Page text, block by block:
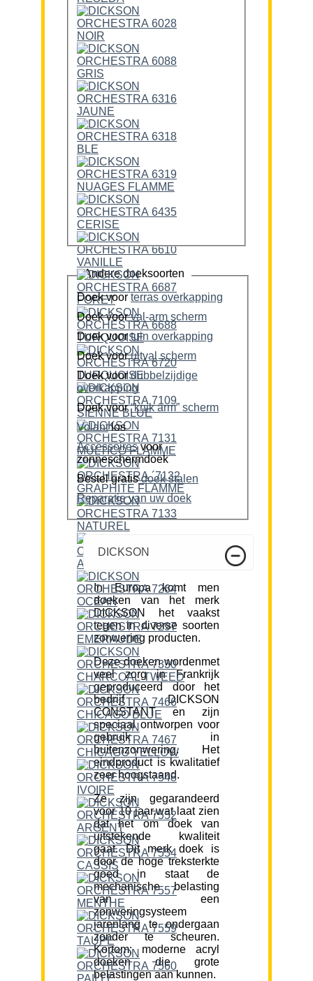
Andere doeksoorten
Doek voor terras overkapping
Doek voor
val-arm scherm
Doek voor
tuin overkapping
Doek voor
uitval scherm
Doek voordubbelzijdige
overkapping
Doek voor
“knik arm” scherm
Volantlos
Accessoiresvoor
zonneschermdoek
Bestel gratis doek stalen
Reparatie van uw doek
DICKSON
In Europa komt men
doeken van het merk
DICKSON het vaakst
tegen in diverse soorten
zonwering producten.
Deze doeken wordenmet
veel zorg in Frankrijk
geproduceerd door het
bedrijf DICKSON
CONSTANT en zijn
speciaal ontworpen voor
gebruik in
buitenzonwering. Het
eindproduct is kwalitatief
zeer hoogstaand.
Ze zijn gegarandeerd
voor 10 jaar,wat laat zien
dat het om doek van
uitstekende kwaliteit
gaat. Dit merk doek is
door de hoge treksterkte
goed in staat de
mechanische belasting
van een
zonweringsysteem
jarenlang te ondergaan
zonder te scheuren.
Kortom; moderne acryl
doeken die grote
belastingen aan kunnen.